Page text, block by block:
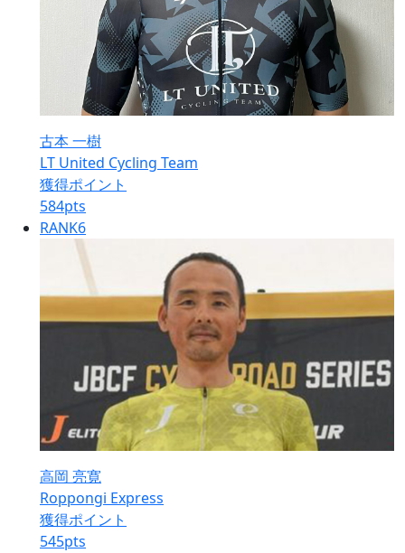
古本 一樹
LT United Cycling Team
獲得ポイント
584pts
RANK6
高岡 亮寛
Roppongi Express
獲得ポイント
545pts